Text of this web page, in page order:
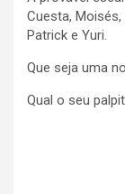
Cuesta, Moisés,
Patrick e Yuri.
Que seja uma
Qual o seu